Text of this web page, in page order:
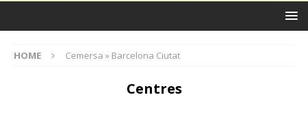
HOME Cemersa » Barcelona Ciutat
Centres